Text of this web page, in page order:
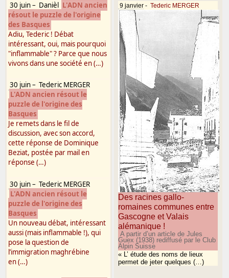
30 juin– Danièl L'ADN ancien
résout le puzzle de l'origine
des Basques
Adiu, Tederic ! Débat
intéressant, oui, mais pourquoi
"inflammable" ? Parce que nous
vivons dans une société en (…)
30 juin– Tederic MERGER
L'ADN ancien résout le
puzzle de l'origine des
Basques
Je remets dans le fil de
discussion, avec son accord,
cette réponse de Dominique
Beziat, postée par mail en
réponse (…)
30 juin– Tederic MERGER
L'ADN ancien résout le
puzzle de l'origine des
Basques
Un nouveau débat, intéressant
aussi (mais inflammable !), qui
pose la question de
l’immigration maghrébine
en (…)
9 janvier - Tederic MERGER
Des racines gallo-
romaines communes entre
Gascogne et Valais
alémanique !
A partir d’un article de Jules
Guex (1938) rediffusé par le Club
Alpin Suisse
« L’ étude des noms de lieux
permet de jeter quelques (…)